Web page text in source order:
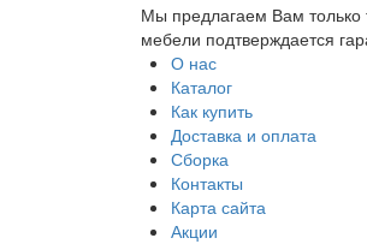
Мы предлагаем Вам только
мебели подтверждается
О нас
Каталог
Как купить
Доставка и оплата
Сборка
Контакты
Карта сайта
Акции